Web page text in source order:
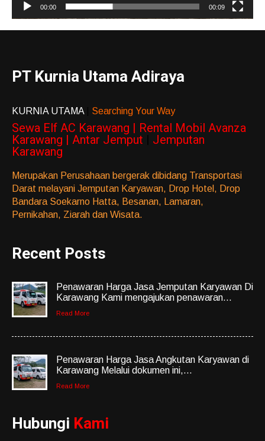
00:00 00:09
PT Kurnia Utama Adiraya
KURNIA UTAMA Searching Your Way
Sewa Elf AC Karawang | Rental Mobil Avanza
Karawang | Antar Jemput
Jemputan
Karawang
Merupakan Perusahaan bergerak dibidang Transportasi
Darat melayani Jemputan Karyawan, Drop Hotel, Drop
Bandara Soekarno Hatta, Besanan, Lamaran,
Pernikahan, Ziarah dan Wisata.
Recent Posts
Penawaran Harga Jasa Jemputan Karyawan Di
Karawang Kami mengajukan penawaran...
Read More
Penawaran Harga Jasa Angkutan Karyawan di
Karawang Melalui dokumen ini,...
Read More
Hubungi Kami